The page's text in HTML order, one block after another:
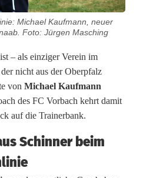
Michael Kaufmann, neuer
Foto: Jürgen Masching
– als einziger Verein im
nicht aus der Oberpfalz
von Michael Kaufmann
des FC Vorbach kehrt damit
auf die Trainerbank.
Schinner beim